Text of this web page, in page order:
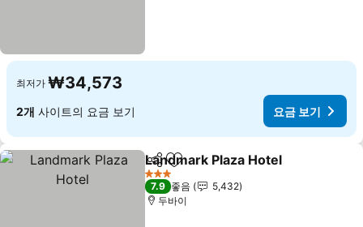
최저가 ₩34,573
2개 사이트의 요금 보기 요금 보기
공유 즐겨찾기에 추가
Landmark Plaza Hotel
3 성급
7.9 좋음
5,432
두바이